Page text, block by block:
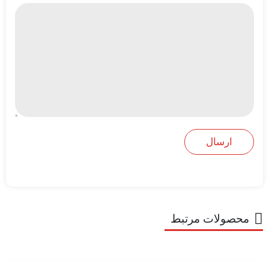
محصولات مرتبط